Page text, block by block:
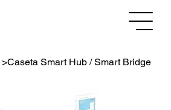
>Caseta Smart Hub / Smart Bridge